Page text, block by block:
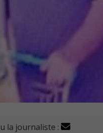
la journaliste :